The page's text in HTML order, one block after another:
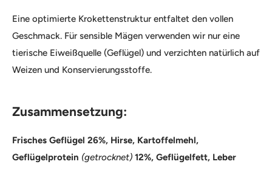
Eine optimierte Krokettenstruktur entfaltet den vollen
Geschmack. Für sensible Mägen verwenden wir nur eine
tierische Eiweißquelle (Geflügel) und verzichten natürlich auf
Weizen und Konservierungsstoffe.
Zusammensetzung:
Frisches Geflügel 26%, Hirse, Kartoffelmehl,
Geflügelprotein (getrocknet) 12%, Geflügelfett, Leber